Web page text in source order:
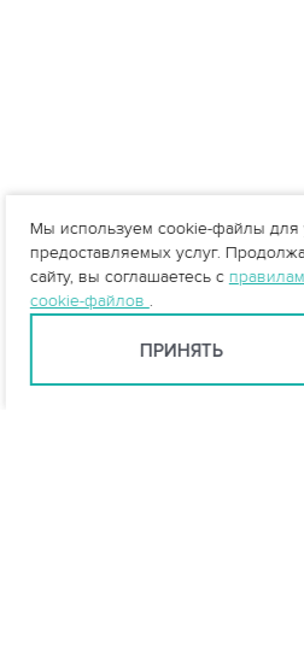
Мы используем cookie-файлы для
предоставляемых услуг.
сайту, вы соглашаетесь с
cookie-файлов .
ПРИНЯТЬ